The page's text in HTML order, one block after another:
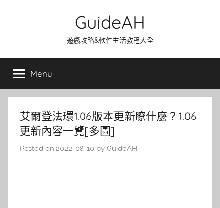
GuideAH
遊戲攻略&軟件生活教程大全
Menu
艾爾登法環1.06版本更新瞭什麼？1.06
更新內容一覽[多圖]
Posted on 2022-08-10 by GuideAH